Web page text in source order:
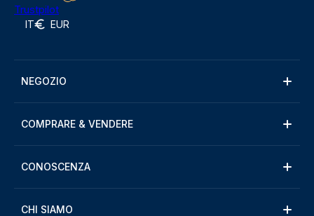
Trustpilot
IT EUR
NEGOZIO
COMPRARE & VENDERE
CONOSCENZA
CHI SIAMO